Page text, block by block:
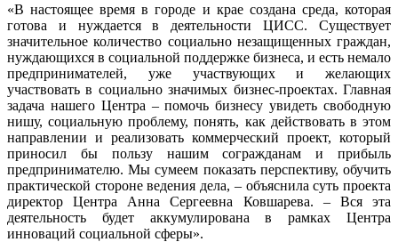
«В настоящее время в городе и крае создана среда, которая
готова и нуждается в деятельности ЦИСС. Существует
значительное количество социально незащищенных граждан,
нуждающихся в социальной поддержке бизнеса, и есть немало
предпринимателей, уже участвующих и желающих
участвовать в социально значимых бизнес-проектах. Главная
задача нашего Центра – помочь бизнесу увидеть свободную
нишу, социальную проблему, понять, как действовать в этом
направлении и реализовать коммерческий проект, который
приносил бы пользу нашим согражданам и прибыль
предпринимателю. Мы сумеем показать перспективу, обучить
практической стороне ведения дела, – объяснила суть проекта
директор Центра Анна Сергеевна Ковшарева. – Вся эта
деятельность будет аккумулирована в рамках Центра
инноваций социальной сферы».